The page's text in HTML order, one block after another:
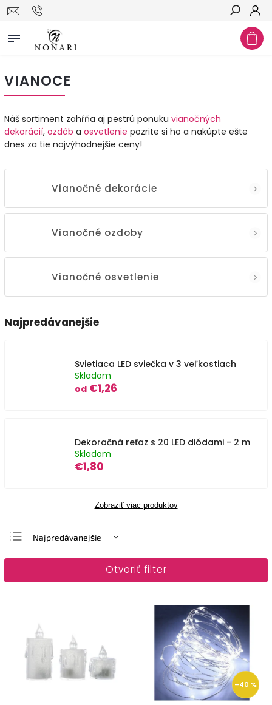
Hľadať
VIANOCE
Náš sortiment zahŕňa aj pestrú ponuku vianočných
dekorácií, ozdôb a osvetlenie pozrite si ho a nakúpte ešte
dnes za tie najvýhodnejšie ceny!
Vianočné dekorácie
Vianočné ozdoby
Vianočné osvetlenie
Najpredávanejšie
Svietiaca LED sviečka v 3 veľkostiach
Skladom
od €1,26
Dekoračná reťaz s 20 LED diódami - 2 m
Skladom
€1,80
Zobraziť viac produktov
Najpredávanejšie
Najlacnejšie
Otvoriť filter
–40 %